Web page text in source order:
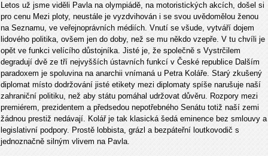
Letos už jsme viděli Pavla na olympiádě, na motoristických akcích, došel si
pro cenu Mezi ploty, neustále je vyzdvihován i se svou uvědomělou ženou
na Seznamu, ve veřejnoprávních médiích. Vnutí se všude, vytváří dojem
lidového politika, ovšem jen do doby, než se mu někdo vzepře. V tu chvíli je
opět ve funkci velícího důstojníka. Jisté je, že společně s Vystrčilem
degradují dvě ze tří nejvyšších ústavních funkcí v České republice Dalším
paradoxem je spoluvina na anarchii vnímaná u Petra Koláře. Starý zkušený
diplomat místo dodržování jisté etikety mezi diplomaty spíše narušuje naší
zahraniční politiku, než aby státu pomáhal udržovat důvěru. Rozpory mezi
premiérem, prezidentem a předsedou nepotřebného Senátu totiž naší zemi
žádnou prestiž nedávají. Kolář je tak klasická šedá eminence bez smlouvy a
legislativní podpory. Prostě lobbista, grázl a bezpáteřní loutkovodič s
jednoznačně silným vlivem na Pavla.